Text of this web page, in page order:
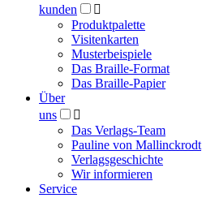
kunden

Produktpalette
Visitenkarten
Musterbeispiele
Das Braille-Format
Das Braille-Papier
Über
uns

Das Verlags-Team
Pauline von Mallinckrodt
Verlagsgeschichte
Wir informieren
Service